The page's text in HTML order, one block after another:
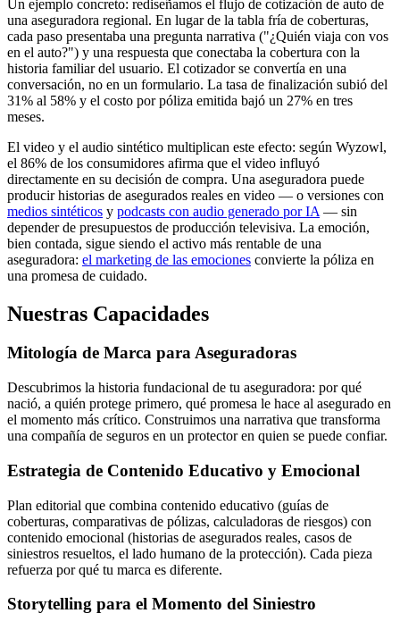
Un ejemplo concreto: rediseñamos el flujo de cotización de auto de
una aseguradora regional. En lugar de la tabla fría de coberturas,
cada paso presentaba una pregunta narrativa ("¿Quién viaja con vos
en el auto?") y una respuesta que conectaba la cobertura con la
historia familiar del usuario. El cotizador se convertía en una
conversación, no en un formulario. La tasa de finalización subió del
31% al 58% y el costo por póliza emitida bajó un 27% en tres
meses.
El video y el audio sintético multiplican este efecto: según Wyzowl,
el 86% de los consumidores afirma que el video influyó
directamente en su decisión de compra. Una aseguradora puede
producir historias de asegurados reales en video — o versiones con
medios sintéticos y podcasts con audio generado por IA — sin
depender de presupuestos de producción televisiva. La emoción,
bien contada, sigue siendo el activo más rentable de una
aseguradora: el marketing de las emociones convierte la póliza en
una promesa de cuidado.
Nuestras Capacidades
Mitología de Marca para Aseguradoras
Descubrimos la historia fundacional de tu aseguradora: por qué
nació, a quién protege primero, qué promesa le hace al asegurado en
el momento más crítico. Construimos una narrativa que transforma
una compañía de seguros en un protector en quien se puede confiar.
Estrategia de Contenido Educativo y Emocional
Plan editorial que combina contenido educativo (guías de
coberturas, comparativas de pólizas, calculadoras de riesgos) con
contenido emocional (historias de asegurados reales, casos de
siniestros resueltos, el lado humano de la protección). Cada pieza
refuerza por qué tu marca es diferente.
Storytelling para el Momento del Siniestro